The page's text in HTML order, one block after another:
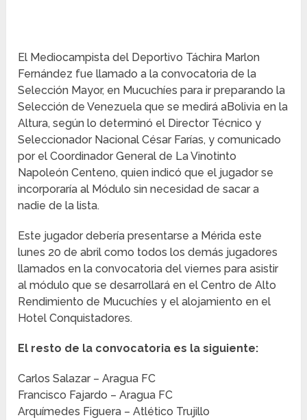
El Mediocampista del Deportivo Táchira Marlon
Fernández fue llamado a la convocatoria de la
Selección Mayor, en Mucuchíes para ir preparando la
Selección de Venezuela que se medirá aBolivia en la
Altura, según lo determinó el Director Técnico y
Seleccionador Nacional César Farías, y comunicado
por el Coordinador General de La Vinotinto
Napoleón Centeno, quien indicó que el jugador se
incorporaría al Módulo sin necesidad de sacar a
nadie de la lista.
Este jugador debería presentarse a Mérida este
lunes 20 de abril como todos los demás jugadores
llamados en la convocatoria del viernes para asistir
al módulo que se desarrollará en el Centro de Alto
Rendimiento de Mucuchíes y el alojamiento en el
Hotel Conquistadores.
El resto de la convocatoria es la siguiente:
Carlos Salazar – Aragua FC
Francisco Fajardo – Aragua FC
Arquímedes Figuera – Atlético Trujillo